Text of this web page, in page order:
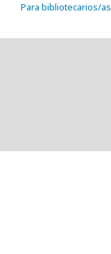
Para bibliotecarios/as